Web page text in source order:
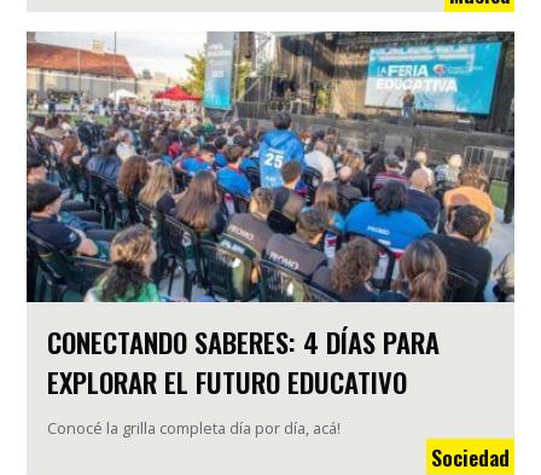
CONECTANDO SABERES: 4 DÍAS PARA
EXPLORAR EL FUTURO EDUCATIVO
Conocé la grilla completa día por día, acá!
Sociedad